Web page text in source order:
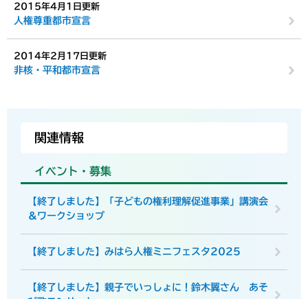
2015年4月1日更新
人権尊重都市宣言
2014年2月17日更新
非核・平和都市宣言
関連情報
イベント・募集
【終了しました】「子どもの権利理解促進事業」講演会
＆ワークショップ
【終了しました】みはら人権ミニフェスタ2025
【終了しました】親子でいっしょに！鈴木翼さん あそ